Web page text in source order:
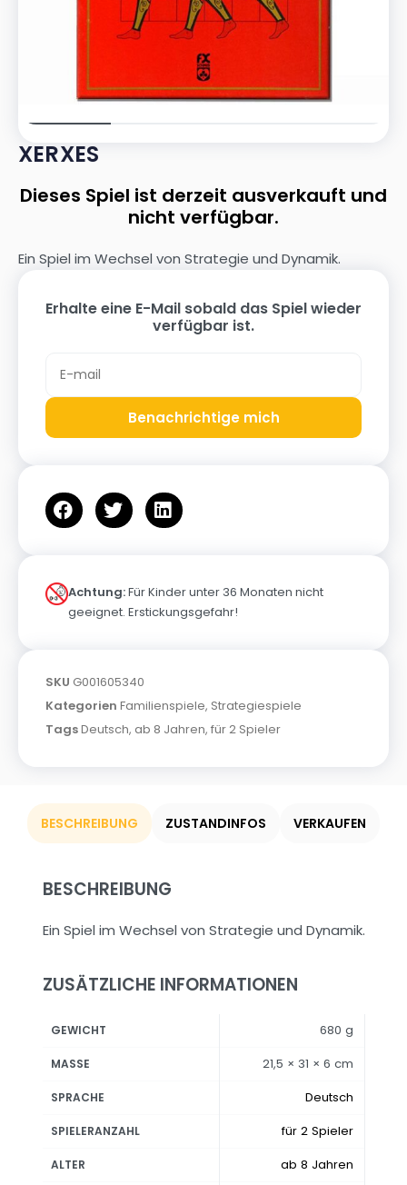
XERXES
Dieses Spiel ist derzeit ausverkauft und
nicht verfügbar.
Ein Spiel im Wechsel von Strategie und Dynamik.
Erhalte eine E-Mail sobald das Spiel wieder
verfügbar ist.
Benachrichtige mich
Achtung:Für Kinder unter 36 Monaten nicht
geeignet. Erstickungsgefahr!
SKU G001605340
Kategorien Familienspiele, Strategiespiele
TagsDeutsch, ab 8 Jahren, für 2 Spieler
BESCHREIBUNG ZUSTANDINFOS VERKAUFEN
BESCHREIBUNG
Ein Spiel im Wechsel von Strategie und Dynamik.
ZUSÄTZLICHE INFORMATIONEN
GEWICHT 680 g
MASSE 21,5 × 31 × 6 cm
SPRACHE Deutsch
SPIELERANZAHL für 2 Spieler
ALTER ab 8 Jahren